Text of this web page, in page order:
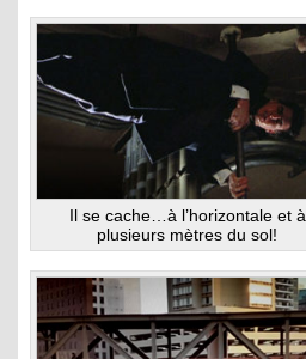
Il se cache…à l’horizontale et à
plusieurs mètres du sol!